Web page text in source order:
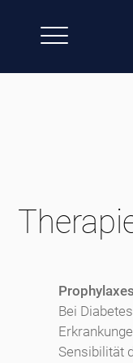
Bei
Sensibilität